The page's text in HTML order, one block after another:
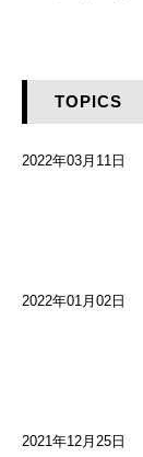
東海道新幹線
東京メト
京王井の頭線
JR湘南新
京王京王線
TOPICS
2022年03月11日
2022年01月02日
2021年12月25日